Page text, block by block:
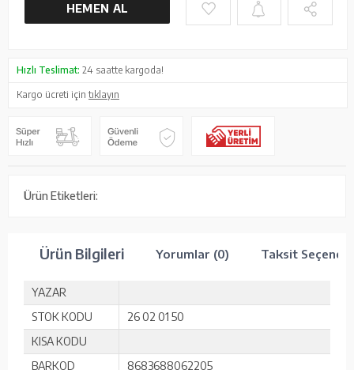
HEMEN AL
Hızlı Teslimat: 24 saatte kargoda!
Kargo ücreti içintıklayın
Ürün Etiketleri:
Ürün Bilgileri Yorumlar (0) Taksit
YAZAR
STOK KODU
26 02 01 50
KISA KODU
BARKOD
8683688062205